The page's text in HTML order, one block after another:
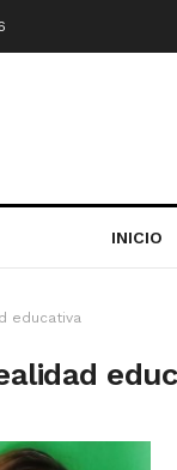
INICIO
educativa